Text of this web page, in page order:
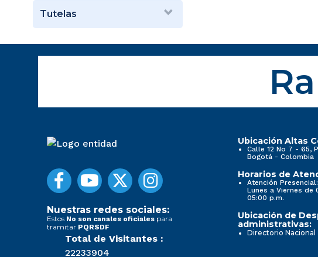
Tutelas
Nuestras redes sociales:
Estos No son canales oficiales para
tramitar PQRSDF
Total de Visitantes :
22233904
Ubicación Altas
Calle 12 No 7 - 65,
Bogotá - Colombia
Horarios de
Atención Presencial:
Lunes a Viernes de
05:00 p.m.
Ubicación de
administrativas:
Directorio Nacional